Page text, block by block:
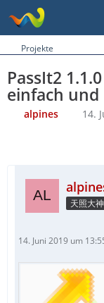
Projekte
PassIt2
einfach
alpines 14.
天照大神
14. Juni 2019 um